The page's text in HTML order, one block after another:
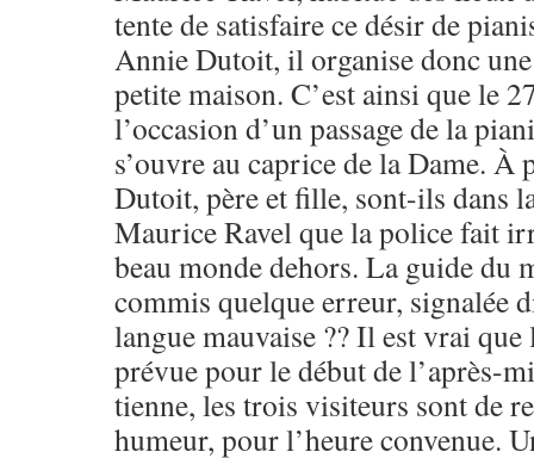
tente de satisfaire ce désir de
Annie Dutoit, il organise donc
petite maison. C’est ainsi que le
l’occasion d’un passage de la
s’ouvre au caprice de la Dame. À
Dutoit, père et fille, sont-ils dans
Maurice Ravel que la police fait
beau monde dehors. La guide du
commis quelque erreur, signalée
langue mauvaise ?? Il est vrai
prévue pour le début de l’après-
tienne, les trois visiteurs sont de
humeur, pour l’heure convenue.